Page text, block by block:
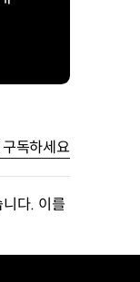
독하세요
다. 이를